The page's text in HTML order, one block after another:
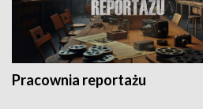
Pracownia reportażu